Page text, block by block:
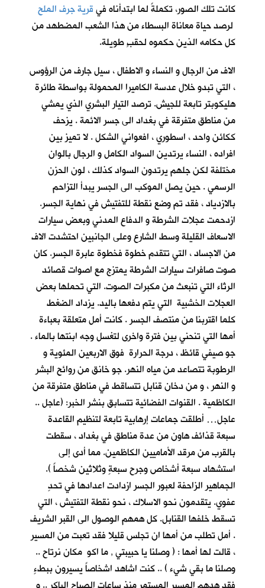
كانت تلك الصور، تكملةً لما ابتدأناه فيقرية جرف الملح
لرصد حياة معاناة البسطاء من هذا الشعب المضطهد من
كل حكامه الذين حكموه لحقبٍ طويلة.
الاف من الرجال و النساء و الاطفال ، سيل جارف من الرؤوس
، التي تبدو خلال عدسة الكاميرا المحمولة بواسطة طائرة
هليكوبتر تابعة للجيش. ترصد التيار البشري الذي يمشي
من مناطق متفرقة في بغداد الى جسر الائمة . يزحف
ككائن واحد ، اسطوري ، افعواني الشكل . لا تميز بين
افراده ، النساء يرتدين السواد الكامل و الرجال بالوان
مختلفة لكن جلهم يرتدون السواد كذلك ، لون الحزن
الرسمي . حين يصل الموكب الى الجسر يبدأ التزاحم
بالازدياد ، فقد تم وضع نقطة للتفتيش في نهاية الجسر.
ازدحمت عجلات الشرطة و الدفاع المدني وبعض سيارات
الاسعاف القليلة وسط الشارع وعلى الجانبين احتشدت الاف
من الاجساد ، التي تتقدم خطوة فخطوة عابرة الجسر. كان
صوت صافرات سيارات الشرطة يمتزج مع اصوات قصائد
الرثاء التي تنبعث من مكبرات الصوت. التي تحملها بعض
العجلات الخشبية التي يتم دفعها باليد. يزداد الضغط
كلما اقتربنا من منتصف الجسر . كانت أمل متعلقة بعباءة
أمها التي تنحني بين فترة واخرى لتغسل وجه ابنتها بالماء .
جو صيفي قائظ ، درجة الحرارة فوق الاربعين المئوية و
الرطوبة تتصاعد من مياه النهر. جو خانق من روائح البشر
و النهر ، و من دخان قنابل تتساقط في مناطق متفرقة من
الكاظمية . القنوات الفضائية تتسابق بنشر الخبر: (عاجل ..
عاجل… أطلقت جماعات إرهابية تابعة لتنظيم القاعدة
سبعة قذائف هاون من عدة مناطق في بغداد ، سقطت
بالقرب من مرقد الأماميين الكاظمين. مما أدى إلى
استشهاد سبعة أشخاص وجرح سبعةٍ وثلاثين شخصاً ).
الجماهير الزاحفة لعبور الجسر ازدادت اعدادها في تحدٍ
عفوي. يتقدمون نحو الاسلاك ، نحو نقطة التفتيش ، التي
تسقط خلفها القنابل. كل همهم الوصول الى القبر الشريف
. أمل تطلب من أمها ان تجلس قليلا فقد تعبت من المسير
، قالت لها أمها : ( وصلنا يا حبيبتي , ما اكو مكان نرتاح ..
وصلنا ما بقي شيء ) .. كنت اشاهد اشخاصاً يسيرون ببطءٍ